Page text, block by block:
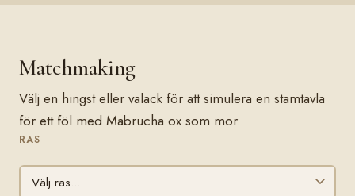
Matchmaking
Välj en hingst eller valack för att simulera en stamtavla
för ett föl med Mabrucha ox som mor.
RAS